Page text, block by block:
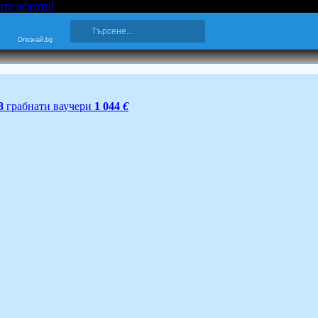
оферти!
Опознай.bg
грабнати ваучери 1 044 €